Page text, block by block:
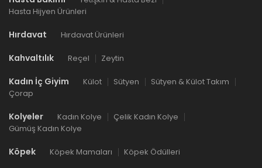
Hasta Hijyen Ürünleri
Hırdavat Hırdavat Ürünleri
Kahvaltılık Reçel Zeytin
Kadın İç Giyim Külot Sütyen
Sütyen & Külot Takım
Çorap
Kolyeler Kadın Kolye
Çelik Kadın Kolye
Gümüş Kadın Kolye
Köpek Köpek Mamaları Köpek Ödülleri